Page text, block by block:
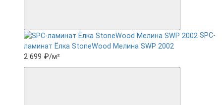
SPC-
ламинат Ëлка StoneWood Мелина SWP 2002
2 699 ₽/м²